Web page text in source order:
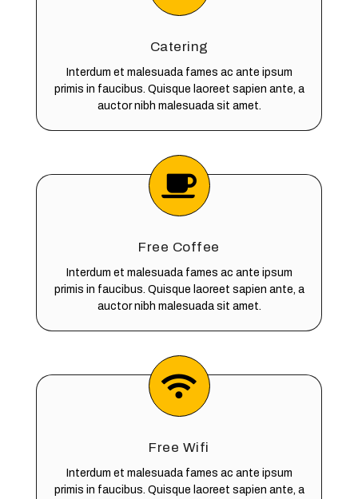
Catering
Interdum et malesuada fames ac ante ipsum
primis in faucibus. Quisque laoreet sapien ante, a
auctor nibh malesuada sit amet.
Free Coffee
Interdum et malesuada fames ac ante ipsum
primis in faucibus. Quisque laoreet sapien ante, a
auctor nibh malesuada sit amet.
Free Wifi
Interdum et malesuada fames ac ante ipsum
primis in faucibus. Quisque laoreet sapien ante, a